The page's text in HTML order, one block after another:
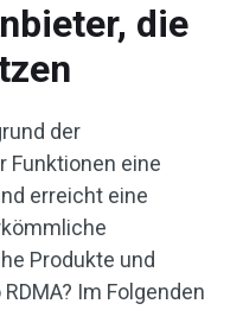
die
der
Funktionen eine
erreicht eine
Produkte und
Im Folgenden